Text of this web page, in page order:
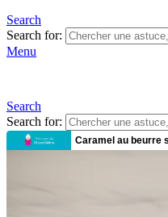
Search
Search for:
Menu
Search
Search for: